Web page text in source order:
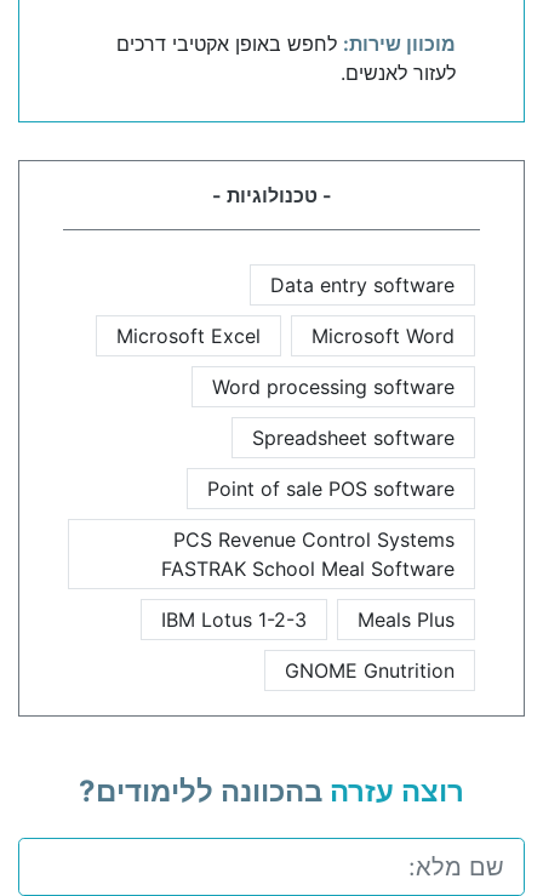
מוכוון שירות: לחפש באופן אקטיבי דרכים
לעזור לאנשים.
- טכנולוגיות -
Data entry software
Microsoft Word
Microsoft Excel
Word processing software
Spreadsheet software
Point of sale POS software
PCS Revenue Control Systems
FASTRAK School Meal Software
Meals Plus
IBM Lotus 1-2-3
GNOME Gnutrition
רוצה עזרה בהכוונה ללימודים?